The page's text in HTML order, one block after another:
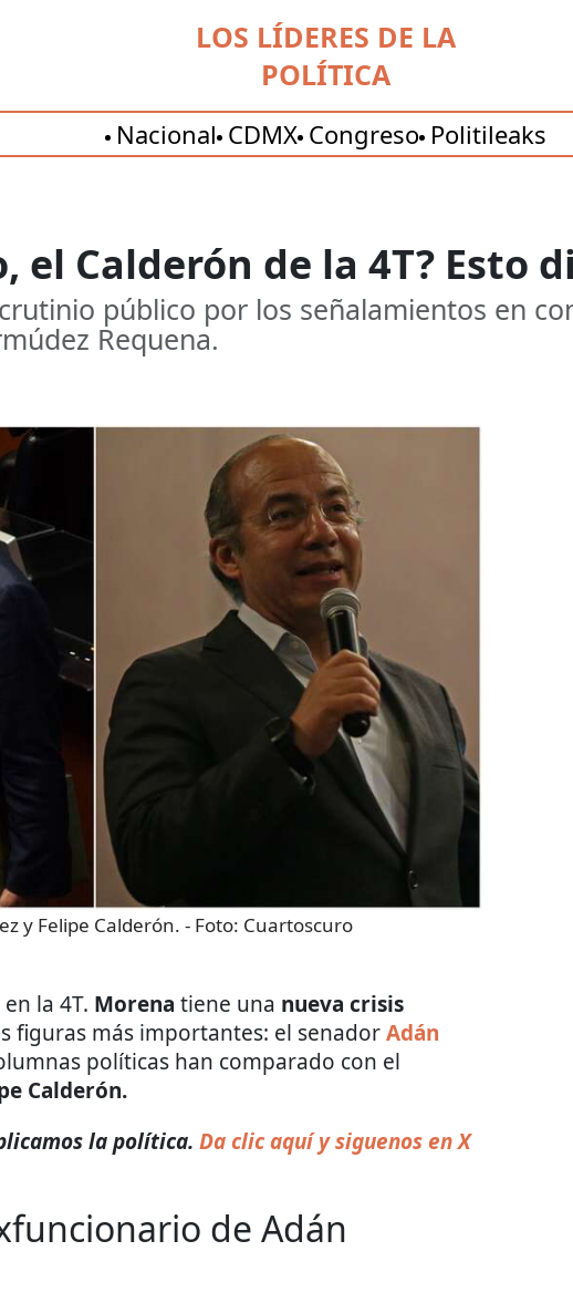
LOS LÍDERES DE LA
POLÍTICA
Nacional CDMX Congreso Politileaks
el Calderón de la 4T? Esto
público por los señalamientos en
Requena.
y Felipe Calderón. - Foto: Cuartoscuro
la 4T. Morena tiene una nueva crisis
figuras más importantes: el senadorAdán
políticas han comparado con el
Calderón.
la política. Da clic aquí y siguenos en X
de Adán